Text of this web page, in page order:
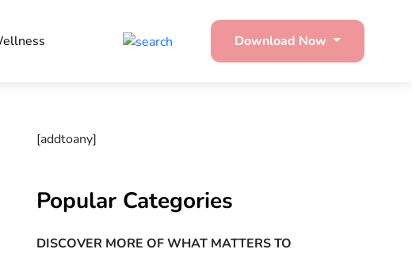
Download Now
[addtoany]
Popular Categories
DISCOVER MORE OF WHAT MATTERS TO